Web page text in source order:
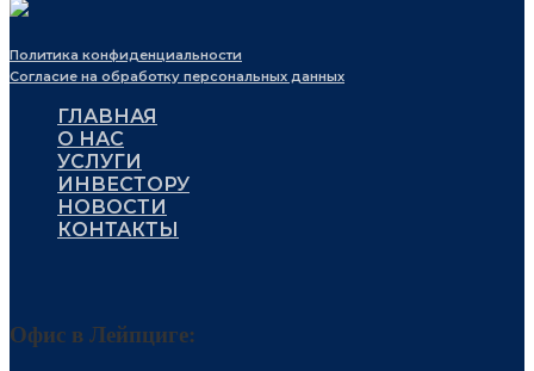
Политика конфиденциальности
Согласие на обработку персональных данных
ГЛАВНАЯ
О НАС
УСЛУГИ
ИНВЕСТОРУ
НОВОСТИ
КОНТАКТЫ
Офис в Лейпциге: